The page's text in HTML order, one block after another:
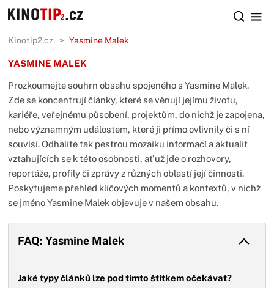
Kinotip2.cz Yasmine Malek
YASMINE MALEK
Prozkoumejte souhrn obsahu spojeného s Yasmine Malek.
Zde se koncentrují články, které se věnují jejímu životu,
kariéře, veřejnému působení, projektům, do nichž je zapojena,
nebo významným událostem, které ji přímo ovlivnily či s ní
souvisí. Odhalíte tak pestrou mozaiku informací a aktualit
vztahujících se k této osobnosti, ať už jde o rozhovory,
reportáže, profily či zprávy z různých oblastí její činnosti.
Poskytujeme přehled klíčových momentů a kontextů, v nichž
se jméno Yasmine Malek objevuje v našem obsahu.
FAQ: Yasmine Malek
Jaké typy článků lze pod tímto štítkem očekávat?